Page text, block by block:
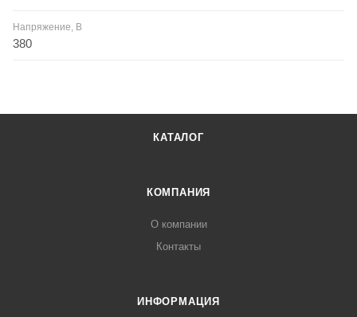
Напряжение, В
380
КАТАЛОГ
КОМПАНИЯ
О компании
Контакты
ИНФОРМАЦИЯ